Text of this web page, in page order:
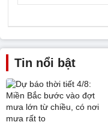
Tin nổi bật